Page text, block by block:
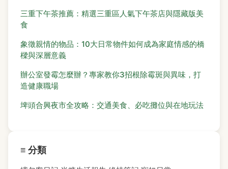
三重下午茶推薦：精選三重區人氣下午茶店與隱藏版美
食
象徵親情的物品：10大日常物件如何成為家庭情感的橋
樑與深層意義
辦公室發霉怎麼辦？專家教你3招根除霉斑與異味，打
造健康職場
埤頭合興夜市全攻略：交通美食、必吃攤位與在地玩法
≡ 分類